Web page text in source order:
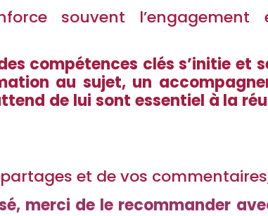
souvent
compétences clés s’initie et
au sujet, un
de lui sont essentiel à la
et de vos
merci de le recommander